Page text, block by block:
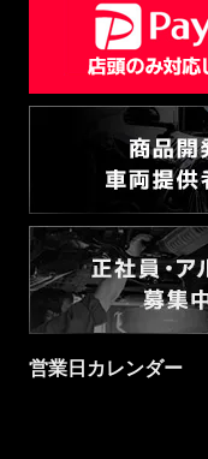
営業日カレンダー